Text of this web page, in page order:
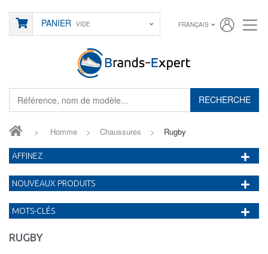
RECHERCHE
PANIER VIDE FRANÇAIS
> Homme > Chaussures > Rugby
RUGBY
AFFINEZ
NOUVEAUX PRODUITS
MOTS-CLÉS